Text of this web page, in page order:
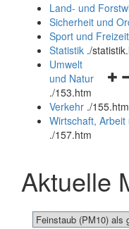
und
schließen
Land- und
Sicherheit und
Sport und Freizeit
Statistik ./
und
Umwelt
und Natur
./153.htm
Verkehr ./155.htm
Wirtschaft,
./157.htm
Aktuelle